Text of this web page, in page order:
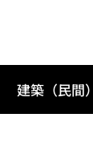
建築（民間）